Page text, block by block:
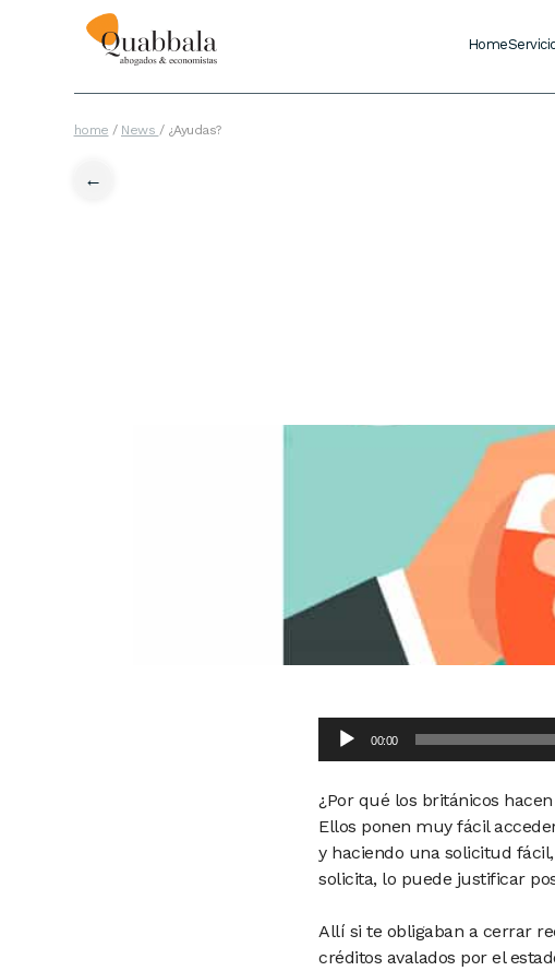
Home
home / News / ¿Ayudas?
←
Audio
00:00
¿Por qué los británicos
Ellos ponen muy fácil
y haciendo una solicitud
solicita, lo puede justificar
Allí si te obligaban a cerrar
créditos avalados por el